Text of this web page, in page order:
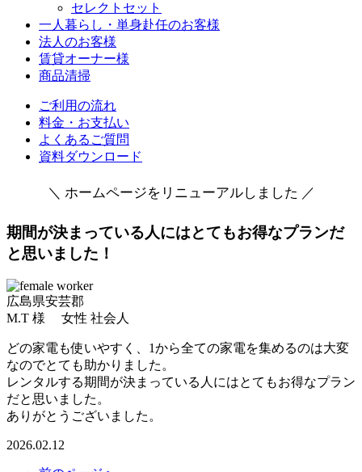
セレクトセット
一人暮らし・単身赴任のお客様
法人のお客様
賃貸オーナー様
商品清掃
ご利用の流れ
料金・お支払い
よくあるご質問
資料ダウンロード
＼ ホームページをリニューアルしました ／
期間が決まっている人にはとてもお得なプランだ
と思いました！
広島県安芸郡
M.T 様 女性 社会人
どの家電も使いやすく、1から全ての家電を集めるのは大変
なのでとても助かりました。
レンタルする期間が決まっている人にはとてもお得なプラン
だと思いました。
ありがとうございました。
2026.02.12